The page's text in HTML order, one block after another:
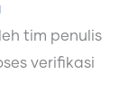
tim penulis
verifikasi